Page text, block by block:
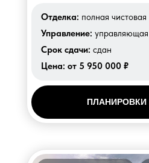
Цена: от 5 950 000 ₽
Срок сдачи: сдан
Управление:
Отделка: полная чистовая